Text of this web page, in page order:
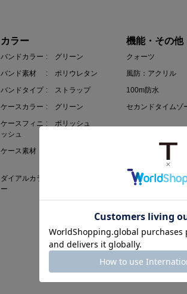
カラー
バンドカラー : グリーン
バンド素材
: ポリウレタン
バンドタイプ : ストラップ
ケースカラー : グリーン
ケースフィニ
ッシュ
: ポリッシュ
ケース素材
ダイアルカラ
ー
機能・その他
クォーツ
風防：アクリル
100m防水
セカンドタイムゾ